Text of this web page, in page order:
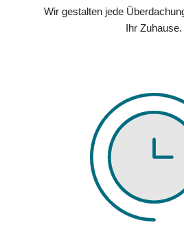
Wir gestalten jede
Ihr Zuhause.